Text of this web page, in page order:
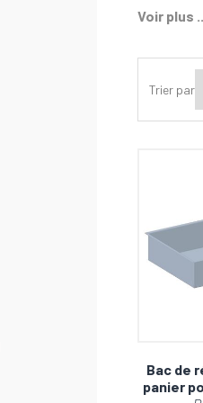
Nos plus :
•
•
Voir plus
Trier par
Bac de
panier